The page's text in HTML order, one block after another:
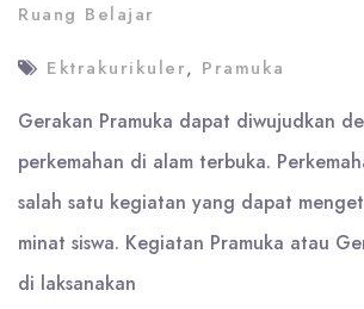
Ruang Belajar
Ektrakurikuler, Pramuka
Gerakan Pramuka dapat diwujudkan
perkemahan di alam terbuka.
salah satu kegiatan yang dapat
minat siswa. Kegiatan Pramuka atau
di laksanakan